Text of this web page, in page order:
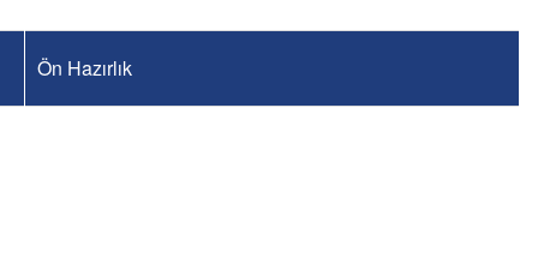
Ön Hazırlık